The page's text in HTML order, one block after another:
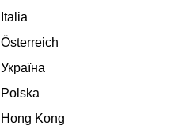
Italia
Österreich
Україна
Polska
Hong Kong